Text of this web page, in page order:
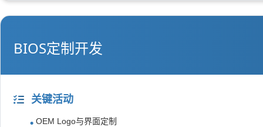
BIOS定制开发
关键活动
OEM Logo与界面定制